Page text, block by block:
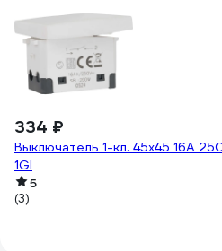
334 ₽
Выключатель 1-кл. 45х45 16A
1GI
5
(3)